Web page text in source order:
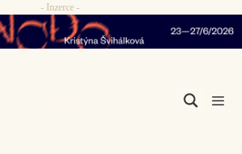
- Inzerce -